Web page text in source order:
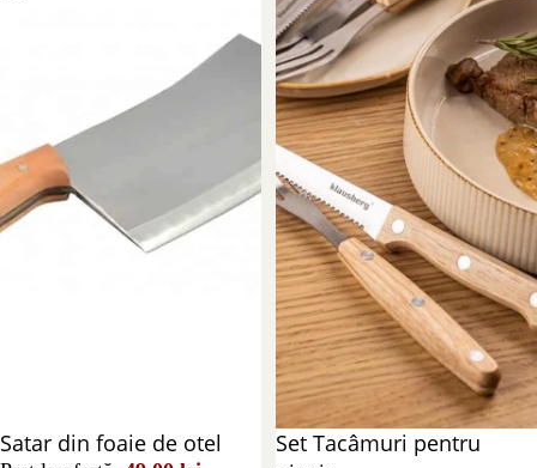
Reducere 51%
Satar din foaie de otel Reducere 47%
Set Tacâmuri pentru